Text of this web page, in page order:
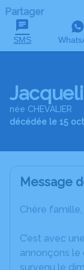
Partager
SMS
née CHEVALIER
décédée le 15
Message
Chère famille,
C’est avec
annonçons le
survenu le